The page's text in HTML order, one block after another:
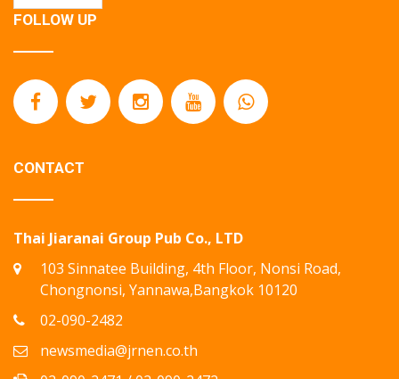
FOLLOW UP
CONTACT
Thai Jiaranai Group Pub Co., LTD
103 Sinnatee Building, 4th Floor, Nonsi Road,
Chongnonsi, Yannawa,Bangkok 10120
02-090-2482
newsmedia@jrnen.co.th